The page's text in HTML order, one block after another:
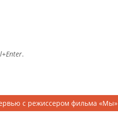
.
с режиссером фильма «Мы»